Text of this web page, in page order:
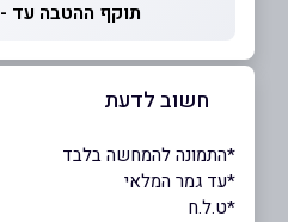
תוקף ההטבה עד - 08.09.2026
חשוב לדעת
*התמונה להמחשה בלבד
*עד גמר המלאי
*ט.ל.ח